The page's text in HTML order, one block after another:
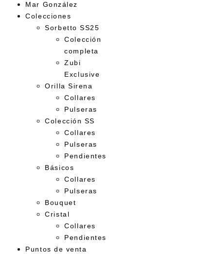
Mar González
Colecciones
Sorbetto SS25
Colección
completa
Zubi
Exclusive
Orilla Sirena
Collares
Pulseras
Colección SS
Collares
Pulseras
Pendientes
Básicos
Collares
Pulseras
Bouquet
Cristal
Collares
Pendientes
Puntos de venta